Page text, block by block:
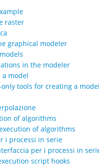
raster
graphical modeler
in the modeler
a model
tools for creating a
of algorithms
of algorithms
i processi in serie
per i processi in
script hooks